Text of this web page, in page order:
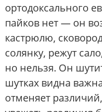
ортодоксального
пайков нет — он
кастрюлю,
солянку, режут
но нельзя. Он
шутках видна
отменяет